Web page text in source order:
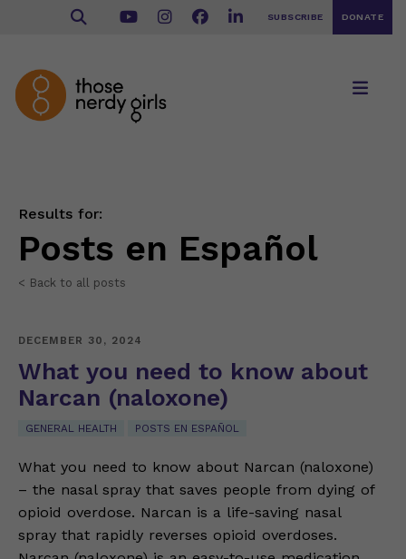
SUBSCRIBE DONATE
Results for:
Posts en Español
< Back to all posts
DECEMBER 30, 2024
What you need to know about
Narcan (naloxone)
GENERAL HEALTH POSTS EN ESPAÑOL
What you need to know about Narcan (naloxone)
– the nasal spray that saves people from dying of
opioid overdose. Narcan is a life-saving nasal
spray that rapidly reverses opioid overdoses.